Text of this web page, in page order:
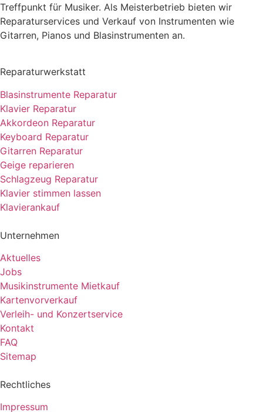
Treffpunkt für Musiker. Als Meisterbetrieb bieten wir
Reparaturservices und Verkauf von Instrumenten wie
Gitarren, Pianos und Blasinstrumenten an.
Reparaturwerkstatt
Blasinstrumente Reparatur
Klavier Reparatur
Akkordeon Reparatur
Keyboard Reparatur
Gitarren Reparatur
Geige reparieren
Schlagzeug Reparatur
Klavier stimmen lassen
Klavierankauf
Unternehmen
Aktuelles
Jobs
Musikinstrumente Mietkauf
Kartenvorverkauf
Verleih- und Konzertservice
Kontakt
FAQ
Sitemap
Rechtliches
Impressum